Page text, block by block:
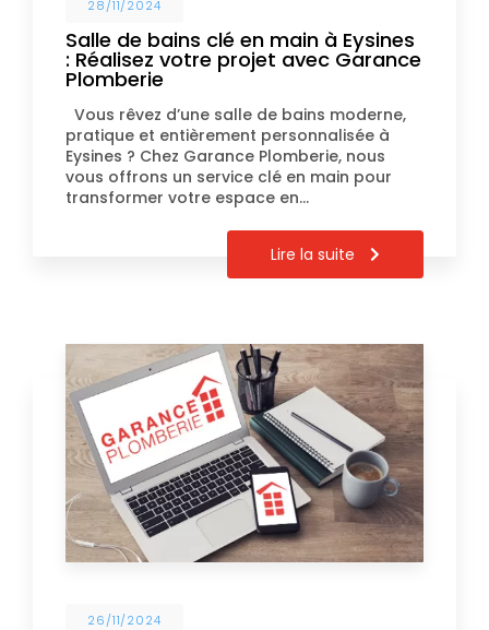
28/11/2024
Salle de bains clé en main à Eysines
: Réalisez votre projet avec Garance
Plomberie
Vous rêvez d’une salle de bains moderne,
pratique et entièrement personnalisée à
Eysines ? Chez Garance Plomberie, nous
vous offrons un service clé en main pour
transformer votre espace en…
Lire la suite
26/11/2024